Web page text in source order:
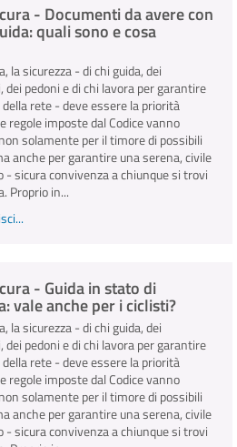
- Documenti da avere con
quali sono e cosa
la sicurezza - di chi guida, dei
dei pedoni e di chi lavora per garantire
della rete - deve essere la priorità
regole imposte dal Codice vanno
solamente per il timore di possibili
anche per garantire una serena, civile
- sicura convivenza a chiunque si trovi
Proprio in...
- Guida in stato di
vale anche per i ciclisti?
la sicurezza - di chi guida, dei
dei pedoni e di chi lavora per garantire
della rete - deve essere la priorità
regole imposte dal Codice vanno
solamente per il timore di possibili
anche per garantire una serena, civile
- sicura convivenza a chiunque si trovi